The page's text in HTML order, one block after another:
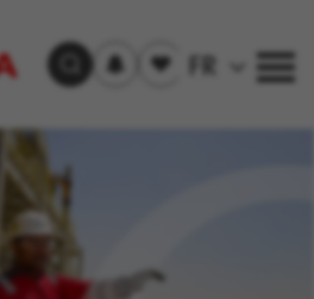
Trouver un emploi
aux
Offre(s)
sauvegardée(s)
FR